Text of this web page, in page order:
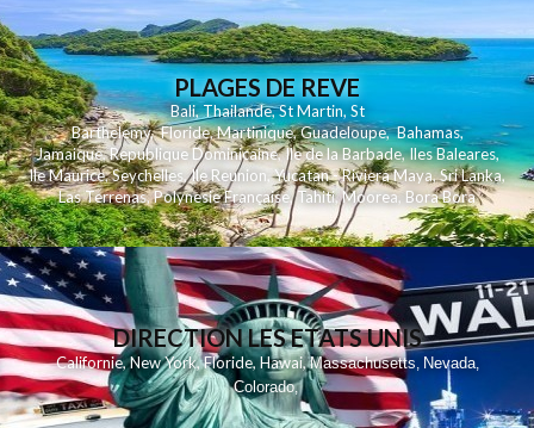
PLAGES DE REVE
Bali,Thailande,St Martin,St
Barthelemy,Floride,Martinique,Guadeloupe,Bahamas,
Jamaique,Republique Dominicaine,Ile de la Barbade,Iles Baleares,
Ile Maurice,Seychelles,Ile Reunion,Yucatan - Riviera Maya,Sri Lanka,
Las Terrenas,Polynesie Française,Tahiti,Moorea, Bora Bora
DIRECTION LES ETATS UNIS
Californie,New York,Floride,Hawai,Massachusetts, Nevada,
Colorado,